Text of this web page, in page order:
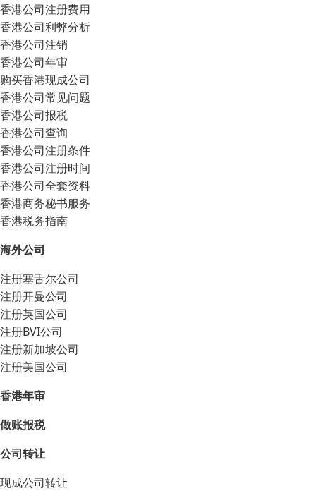
香港公司注册费用
香港公司利弊分析
香港公司注销
香港公司年审
购买香港现成公司
香港公司常见问题
香港公司报税
香港公司查询
香港公司注册条件
香港公司注册时间
香港公司全套资料
香港商务秘书服务
香港税务指南
海外公司
注册塞舌尔公司
注册开曼公司
注册英国公司
注册BVI公司
注册新加坡公司
注册美国公司
香港年审
做账报税
公司转让
现成公司转让